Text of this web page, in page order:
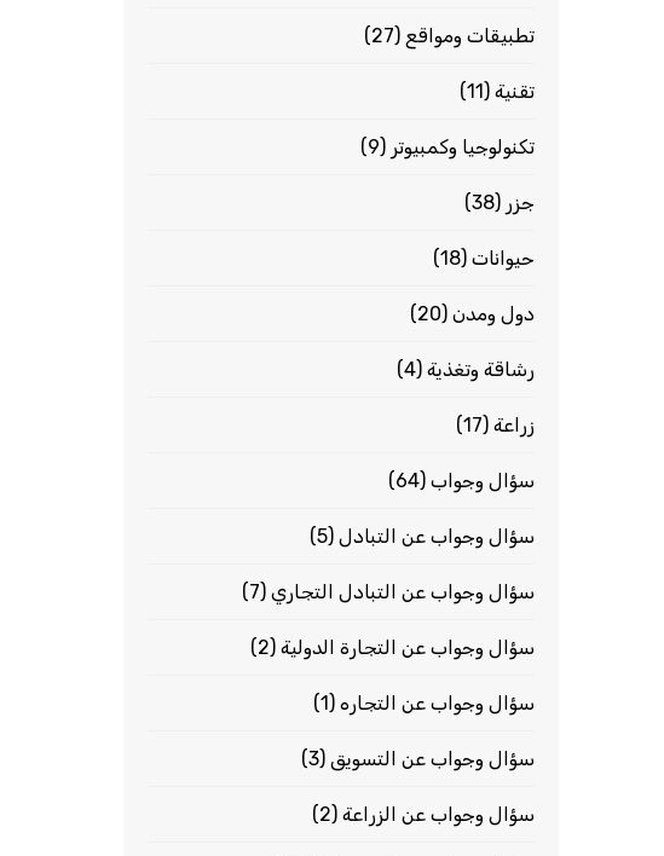
تطبيقات ومواقع (27)
تقنية (11)
تكنولوجيا وكمبيوتر (9)
جزر (38)
حيوانات (18)
دول ومدن (20)
رشاقة وتغذية (4)
زراعة (17)
سؤال وجواب (64)
سؤال وجواب عن التبادل (5)
سؤال وجواب عن التبادل التجاري (7)
سؤال وجواب عن التجارة الدولية (2)
سؤال وجواب عن التجاره (1)
سؤال وجواب عن التسويق (3)
سؤال وجواب عن الزراعة (2)